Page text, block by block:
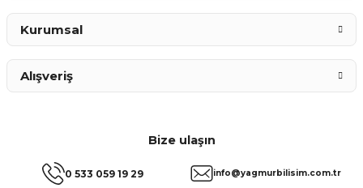
Bize ulaşın
0 533 059 19 29 info@yagmurbilisim.com.tr
Kurumsal
Alışveriş